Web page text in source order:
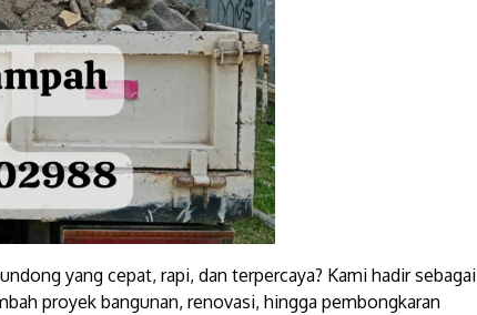
yang cepat, rapi, dan terpercaya? Kami hadir sebagai
proyek bangunan, renovasi, hingga pembongkaran